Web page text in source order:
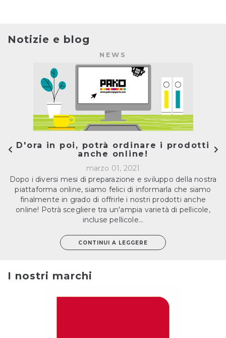
Notizie e blog
NEWS
D'ora in poi, potrà ordinare i prodotti
anche online!
marzo 01, 2021
Dopo i diversi mesi di preparazione e sviluppo della nostra
piattaforma online, siamo felici di informarla che siamo
finalmente in grado di offrirle i nostri prodotti anche
online! Potrà scegliere tra un'ampia varietà di pellicole,
incluse pellicole...
CONTINUI A LEGGERE
I nostri marchi